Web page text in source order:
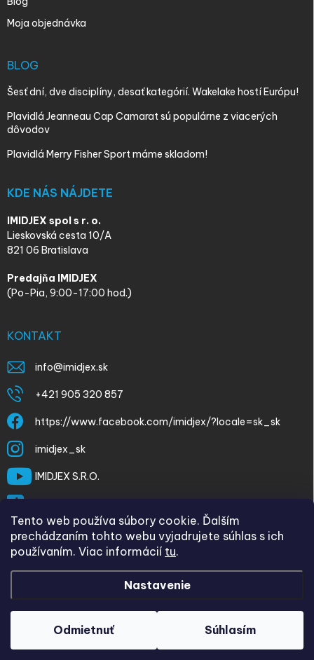
Tento web používa súbory cookie. Ďalším
prechádzaním tohto webu vyjadrujete súhlas s ich
používaním. Viac informácií tu.
Nastavenie
Odmietnuť Súhlasím
Moja objednávka
BLOG
Šesť dní, dve disciplíny, desať kategórií. Wakelake hostí Európu!
Plavidlá Jeanneau Cap Camarat sú populárne z viacerých
dôvodov
Plavidlá Merry Fisher Sport máme skladom!
KDE NÁS NÁJDETE
IMIDJEX spol s r. o.
Lieskovská cesta 10/A
821 06 Bratislava
Predajňa IMIDJEX
(Po-Pia, 9:00-17:00 hod.)
KONTAKT
info@imidjex.sk
+421 905 320 857
https://www.facebook.com/imidjex/?locale=sk_sk
imidjex_sk
IMIDJEX S.R.O.
Vytvoril Shoptet
Copyright 2026imidjex.sk. Všetky práva vyhradené.Upraviť
nastavenie cookies